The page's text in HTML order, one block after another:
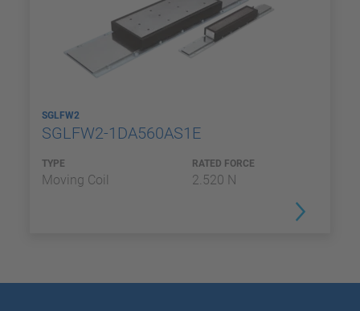
SGLFW2
SGLFW2-1DA560AS1E
TYPE
Moving Coil
RATED FORCE
2.520 N